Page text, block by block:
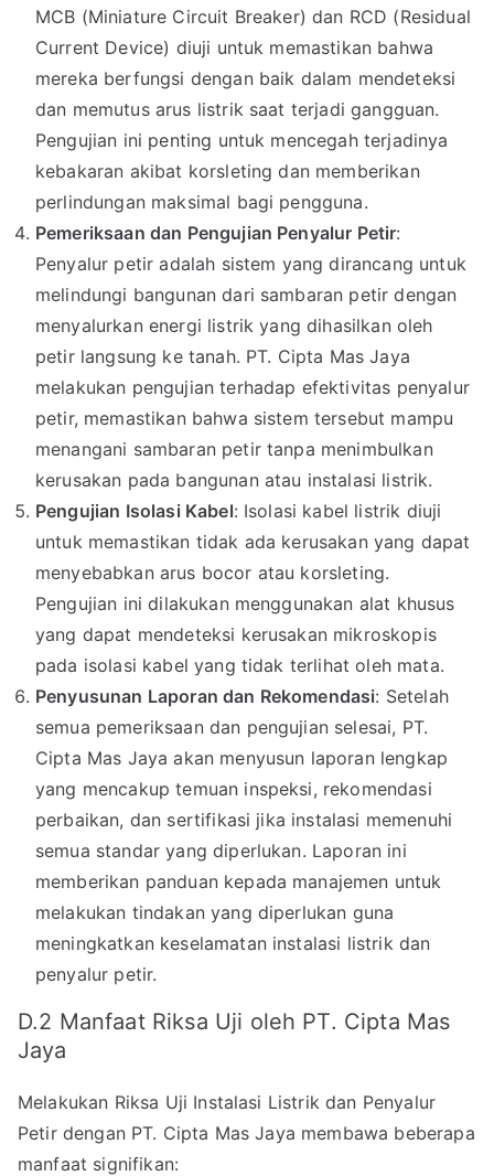
MCB (Miniature Circuit Breaker) dan RCD (Residual
Current Device) diuji untuk memastikan bahwa
mereka berfungsi dengan baik dalam mendeteksi
dan memutus arus listrik saat terjadi gangguan.
Pengujian ini penting untuk mencegah terjadinya
kebakaran akibat korsleting dan memberikan
perlindungan maksimal bagi pengguna.
Pemeriksaan dan Pengujian Penyalur Petir:
Penyalur petir adalah sistem yang dirancang untuk
melindungi bangunan dari sambaran petir dengan
menyalurkan energi listrik yang dihasilkan oleh
petir langsung ke tanah. PT. Cipta Mas Jaya
melakukan pengujian terhadap efektivitas penyalur
petir, memastikan bahwa sistem tersebut mampu
menangani sambaran petir tanpa menimbulkan
kerusakan pada bangunan atau instalasi listrik.
Pengujian Isolasi Kabel: Isolasi kabel listrik diuji
untuk memastikan tidak ada kerusakan yang dapat
menyebabkan arus bocor atau korsleting.
Pengujian ini dilakukan menggunakan alat khusus
yang dapat mendeteksi kerusakan mikroskopis
pada isolasi kabel yang tidak terlihat oleh mata.
Penyusunan Laporan dan Rekomendasi: Setelah
semua pemeriksaan dan pengujian selesai, PT.
Cipta Mas Jaya akan menyusun laporan lengkap
yang mencakup temuan inspeksi, rekomendasi
perbaikan, dan sertifikasi jika instalasi memenuhi
semua standar yang diperlukan. Laporan ini
memberikan panduan kepada manajemen untuk
melakukan tindakan yang diperlukan guna
meningkatkan keselamatan instalasi listrik dan
penyalur petir.
D.2 Manfaat Riksa Uji oleh PT. Cipta Mas
Jaya
Melakukan Riksa Uji Instalasi Listrik dan Penyalur
Petir dengan PT. Cipta Mas Jaya membawa beberapa
manfaat signifikan: